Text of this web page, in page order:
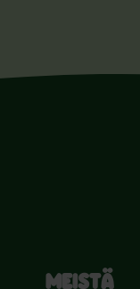
MEISTÄ